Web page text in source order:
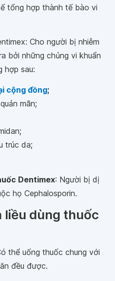
tổng hợp thành tế bào vi
Cho người bị nhiễm
bởi những chủng vi khuẩn
hợp sau:
cộng đồng;
mãn;
trúc da;
Dentimex: Người bị dị
họ Cephalosporin.
liều dùng thuốc
thể uống thuốc chung với
đều được.